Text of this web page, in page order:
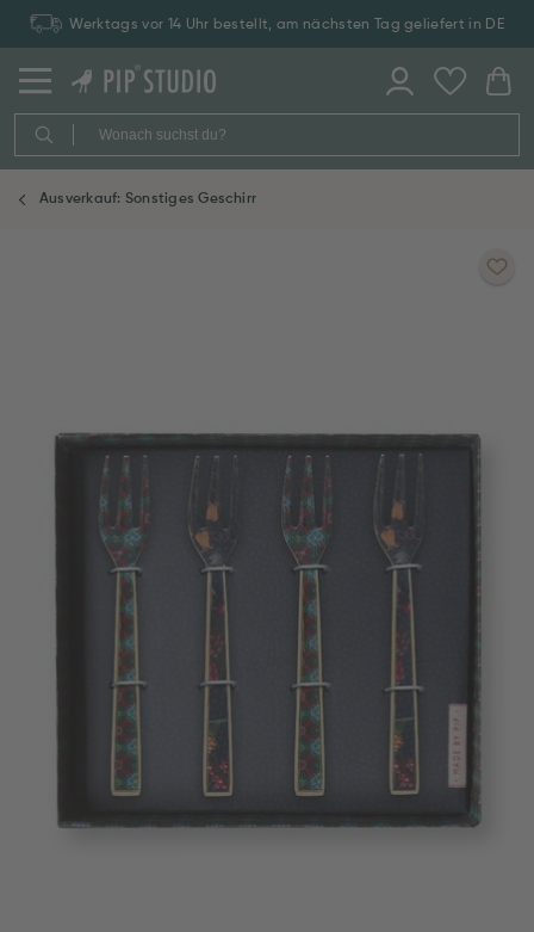
Werktags vor 14 Uhr bestellt, am nächsten Tag geliefert in DE
Ausverkauf: Sonstiges Geschirr